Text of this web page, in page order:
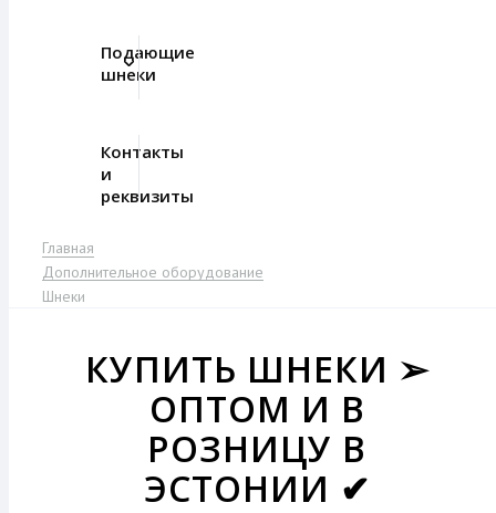
Подающие
шнеки
Контакты
и
реквизиты
Дополнительное оборудование
Шнеки
КУПИТЬ ШНЕКИ ➢
ОПТОМ И В
РОЗНИЦУ В
ЭСТОНИИ ✔